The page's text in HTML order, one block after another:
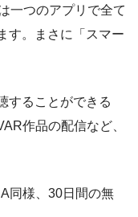
できた
ン
一つのアプリで全て
す。まさに「スマー
することができる
作品の配信など、
同様、30日間の無